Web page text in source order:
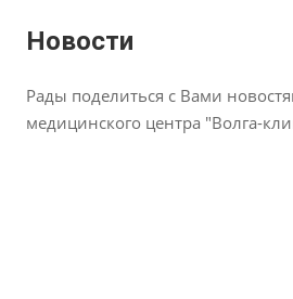
Новости
Рады поделиться с Вами
медицинского центра "Волга-